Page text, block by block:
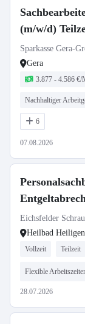
(m/w/d)
Sparkasse Gera-
Gera
3.877 - 4.586 €/
Nachhaltiger
6
07.08.2026
Eichsfelder
Heilbad
Vollzeit Teilzeit
Flexible
28.07.2026